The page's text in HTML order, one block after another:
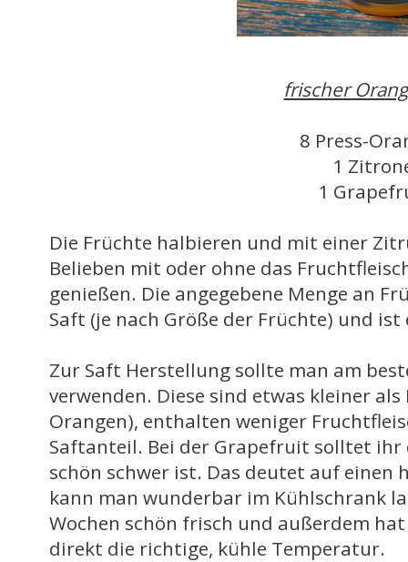
frischer
8 Press-
1
1
Die Früchte halbieren und mit einer
Belieben mit oder ohne das
genießen. Die angegebene Menge an
Saft (je nach Größe der Früchte) und
Zur Saft Herstellung sollte man am
verwenden. Diese sind etwas kleiner als
Orangen), enthalten weniger
Saftanteil. Bei der Grapefruit solltet ihr
schön schwer ist. Das deutet auf einen
kann man wunderbar im Kühlschrank
Wochen schön frisch und außerdem
direkt die richtige, kühle Temperatur.